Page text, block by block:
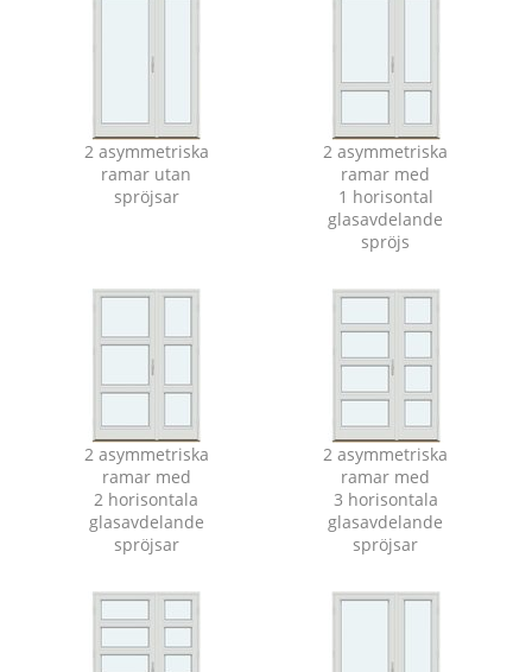
2 asymmetriska
ramar utan
spröjsar
2 asymmetriska
ramar med
1 horisontal
glasavdelande
spröjs
2 asymmetriska
ramar med
2 horisontala
glasavdelande
spröjsar
2 asymmetriska
ramar med
3 horisontala
glasavdelande
spröjsar